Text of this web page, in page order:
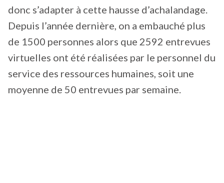
donc s’adapter à cette hausse d’achalandage.
Depuis l’année dernière, on a embauché plus
de 1500 personnes alors que 2592 entrevues
virtuelles ont été réalisées par le personnel du
service des ressources humaines, soit une
moyenne de 50 entrevues par semaine.